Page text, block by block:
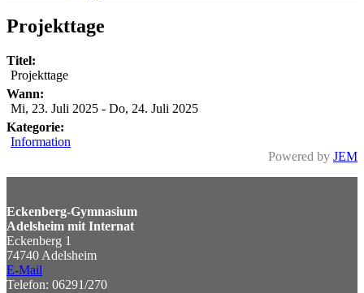
Projekttage
Titel:
Projekttage
Wann:
Mi, 23. Juli 2025 - Do, 24. Juli 2025
Kategorie:
Information
Powered by JEM
Eckenberg-Gymnasium
Adelsheim mit Internat
Eckenberg 1
74740 Adelsheim
E-Mail
Telefon: 06291/270